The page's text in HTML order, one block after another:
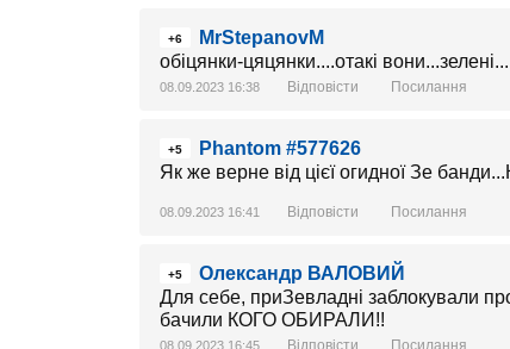
+6
MrStepanovM
обіцянки-цяцянки....отакі вони...зелені...
08.09.2023 16:38 Відповісти Посилання
+5
Phantom #577626
Як же верне від цієї огидної Зе
08.09.2023 16:41 Відповісти Посилання
+5
Олександр ВАЛОВИЙ
Для себе, приЗевладні заблокували
бачили КОГО ОБИРАЛИ!!
08.09.2023 16:45 Відповісти Посилання